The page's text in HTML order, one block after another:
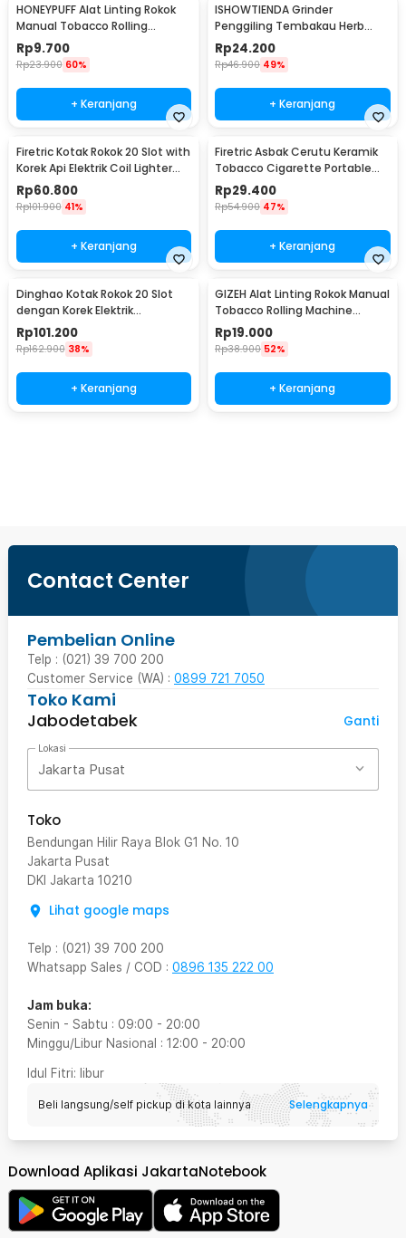
HONEYPUFF Alat Linting Rokok
Manual Tobacco Rolling
Machine 6-8x110mm - QQ001
Rp9.700
Rp23.900 60%
+ Keranjang
ISHOWTIENDA Grinder
Penggiling Tembakau Herb
Crusher Magnetic 3 Layer -
LST-24
Rp24.200
Rp46.900 49%
+ Keranjang
Firetric Kotak Rokok 20 Slot with
Korek Api Elektrik Coil Lighter
USB - JD-YH020
Rp60.800
Rp101.900 41%
+ Keranjang
Firetric Asbak Cerutu Keramik
Tobacco Cigarette Portable
Ashtray - JL10
Rp29.400
Rp54.900 47%
+ Keranjang
Dinghao Kotak Rokok 20 Slot
dengan Korek Elektrik
Pyrotechnic - DH-9010
Rp101.200
Rp162.900 38%
+ Keranjang
GIZEH Alat Linting Rokok Manual
Tobacco Rolling Machine
8x70mm - HP-7
Rp19.000
Rp38.900 52%
+ Keranjang
Contact Center
Pembelian Online
Telp : (021) 39 700 200
Customer Service (WA) : 0899 721 7050
Toko Kami
Jabodetabek
Ganti
Lokasi
Jakarta Pusat
Toko
Bendungan Hilir Raya Blok G1 No. 10
Jakarta Pusat
DKI Jakarta 10210
Lihat google maps
Telp : (021) 39 700 200
Whatsapp Sales / COD : 0896 135 222 00
Jam buka:
Senin - Sabtu : 09:00 - 20:00
Minggu/Libur Nasional : 12:00 - 20:00
Idul Fitri: libur
Beli langsung/self pickup di kota lainnya Selengkapnya
Download Aplikasi JakartaNotebook